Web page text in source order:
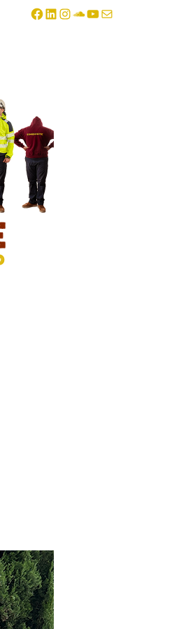
Facebook
LinkedIn
Instagram
SoundCloud
YouTube
E-mail